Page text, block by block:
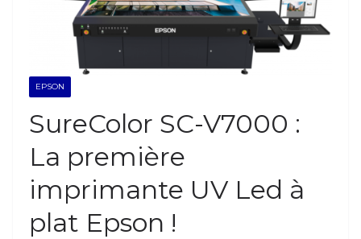
EPSON
SureColor SC-V7000 :
La première
imprimante UV Led à
plat Epson !